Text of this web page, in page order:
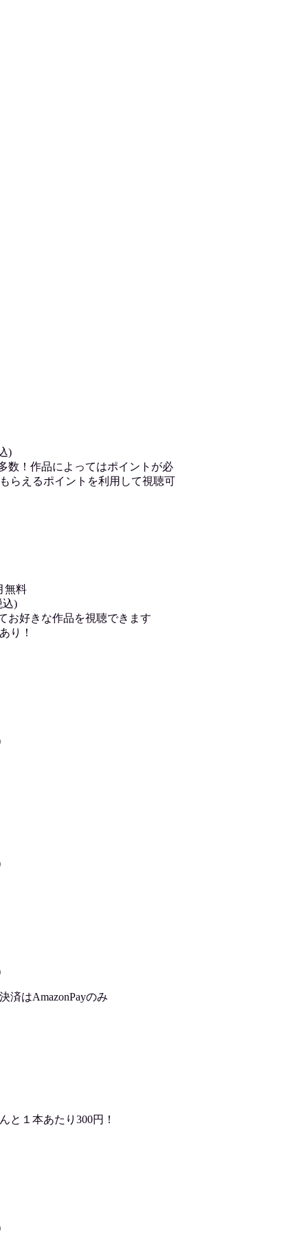
)
！作品によってはポイントが必
らえるポイントを利用して視聴可
無料
込)
お好きな作品を視聴できます
り！
済はAmazonPayのみ
と１本あたり300円！